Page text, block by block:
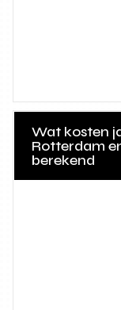
Wat kosten
Rotterdam
berekend